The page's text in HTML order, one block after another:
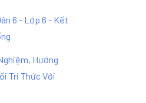
6 - Lớp 6 - Kết
Hướng
Tri Thức Với